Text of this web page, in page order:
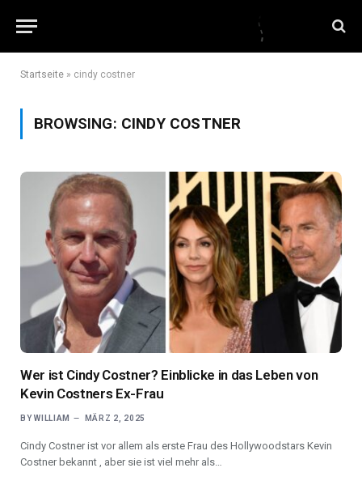
Startseite » cindy costner
BROWSING: CINDY COSTNER
Wer ist Cindy Costner? Einblicke in das Leben von
Kevin Costners Ex-Frau
BY WILLIAM MÄRZ 2, 2025
Cindy Costner ist vor allem als erste Frau des Hollywoodstars Kevin
Costner bekannt , aber sie ist viel mehr als…